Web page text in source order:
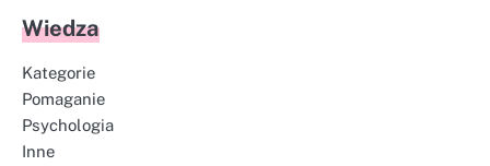
Wiedza
Kategorie
Pomaganie
Psychologia
Inne